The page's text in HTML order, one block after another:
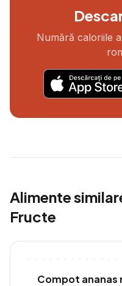
Numără caloriile
Alimente
Fructe
Compot ananas